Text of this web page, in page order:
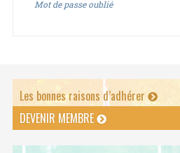
Mot de passe oublié
Les bonnes raisons d’adhérer
DEVENIR MEMBRE